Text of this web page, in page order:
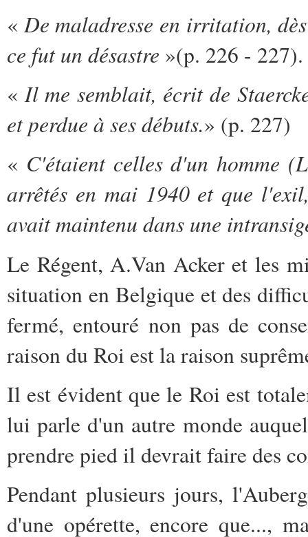
«De maladresse en irritation,
ce fut un désastre »(p. 226 - 227).
«Il me semblait, écrit de
et perdue à ses débuts.» (p. 227)
« C'étaient celles d'un homme
arrêtés en mai 1940 et que
avait maintenu dans une
Le Régent, A.Van Acker et les
situation en Belgique et des
fermé, entouré non pas de
raison du Roi est la raison
Il est évident que le Roi est
lui parle d'un autre monde
prendre pied il devrait faire des
Pendant plusieurs jours,
d'une opérette, encore que...,